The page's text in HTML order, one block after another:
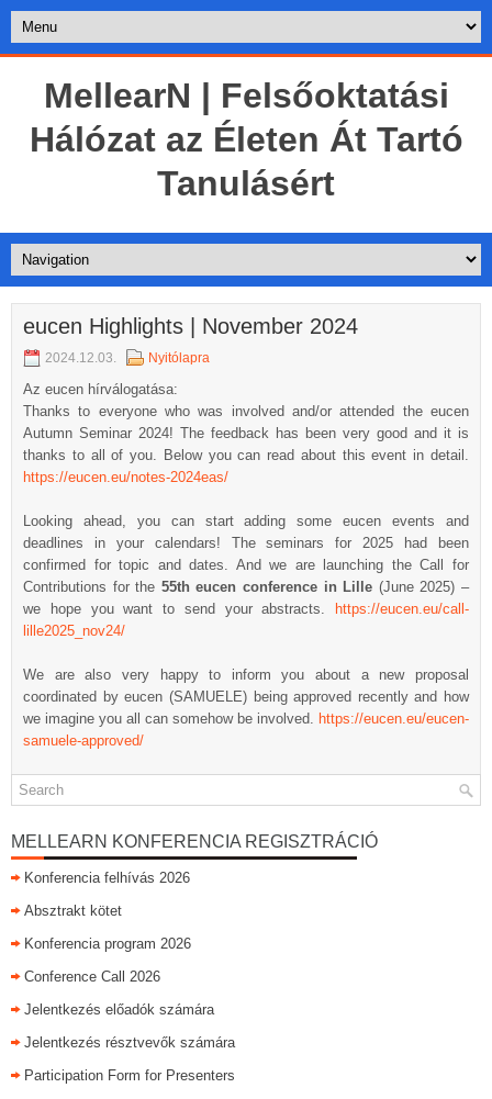
MellearN | Felsőoktatási
Hálózat az Életen Át Tartó
Tanulásért
eucen Highlights | November 2024
2024.12.03. Nyitólapra
Az eucen hírválogatása:
Thanks to everyone who was involved and/or attended the eucen
Autumn Seminar 2024! The feedback has been very good and it is
thanks to all of you. Below you can read about this event in detail.
https://eucen.eu/notes-2024eas/
Looking ahead, you can start adding some eucen events and
deadlines in your calendars! The seminars for 2025 had been
confirmed for topic and dates. And we are launching the Call for
Contributions for the 55th eucen conference in Lille (June 2025) –
we hope you want to send your abstracts.
https://eucen.eu/call-
lille2025_nov24/
We are also very happy to inform you about a new proposal
coordinated by eucen (SAMUELE) being approved recently and how
we imagine you all can somehow be involved. https://eucen.eu/eucen-
samuele-approved/
MELLEARN KONFERENCIA REGISZTRÁCIÓ
Konferencia felhívás 2026
Absztrakt kötet
Konferencia program 2026
Conference Call 2026
Jelentkezés előadók számára
Jelentkezés résztvevők számára
Participation Form for Presenters